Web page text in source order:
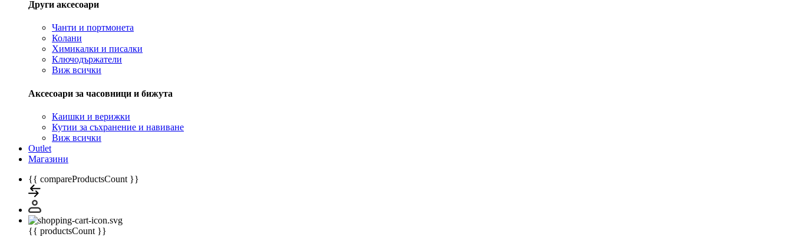
Други аксесоари
Чанти и портмонета
Колани
Химикалки и писалки
Ключодържатели
Виж всички
Аксесоари за часовници и бижута
Каишки и верижки
Кутии за съхранение и навиване
Виж всички
Outlet
Магазини
{{ compareProductsCount }}
{{ productsCount }}